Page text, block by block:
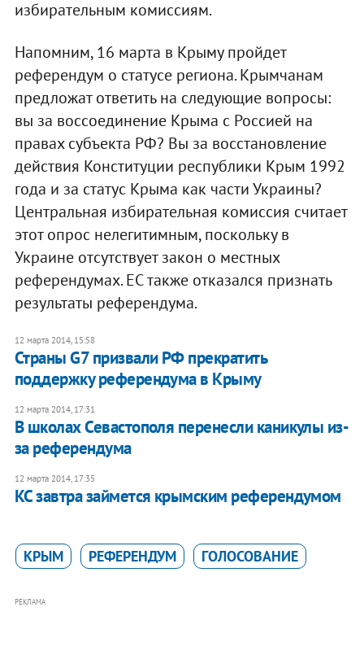
избирательным комиссиям.
Напомним, 16 марта в Крыму пройдет
референдум о статусе региона. Крымчанам
предложат ответить на следующие вопросы:
вы за воссоединение Крыма с Россией на
правах субъекта РФ? Вы за восстановление
действия Конституции республики Крым 1992
года и за статус Крыма как части Украины?
Центральная избирательная комиссия считает
этот опрос нелегитимным, поскольку в
Украине отсутствует закон о местных
референдумах. ЕС также отказался признать
результаты референдума.
12 марта 2014, 15:58
Страны G7 призвали РФ прекратить
поддержку референдума в Крыму
12 марта 2014, 17:31
В школах Севастополя перенесли каникулы из-
за референдума
12 марта 2014, 17:35
КС завтра займется крымским референдумом
КРЫМ РЕФЕРЕНДУМ ГОЛОСОВАНИЕ
РЕКЛАМА